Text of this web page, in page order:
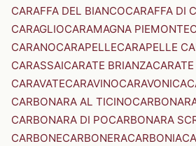
CARAFFA DEL BIANCOCARAFFA DI
CARAGLIOCARAMAGNA PIEMONTE
CARANOCARAPELLECARAPELLE
CARASSAICARATE BRIANZA
CARAVATECARAVINOCARAVONICA
CARBONARA AL TICINO
CARBONARA DI POCARBONARA
CARBONECARBONERACARBONIA